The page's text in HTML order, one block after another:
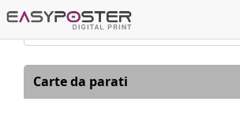
Carte da parati